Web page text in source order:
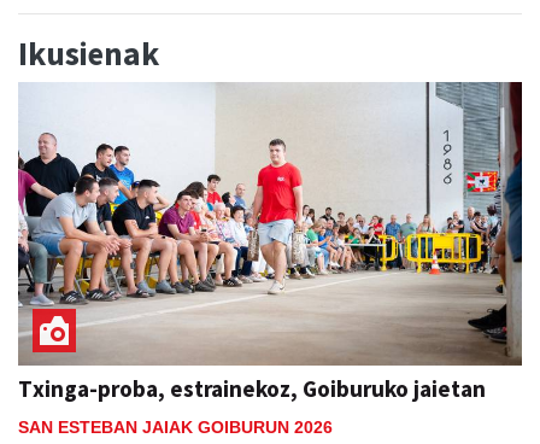
Ikusienak
Txinga-proba, estrainekoz, Goiburuko jaietan
SAN ESTEBAN JAIAK GOIBURUN 2026